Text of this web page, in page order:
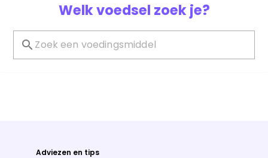
Welk voedsel zoek je?
Adviezen en tips